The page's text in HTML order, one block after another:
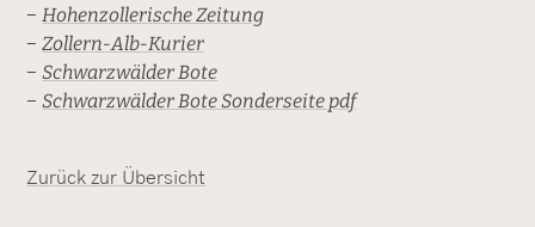
-Hohenzollerische Zeitung
-Zollern-Alb-Kurier
-Schwarzwälder Bote
-Schwarzwälder Bote Sonderseite pdf
Zurück zur Übersicht